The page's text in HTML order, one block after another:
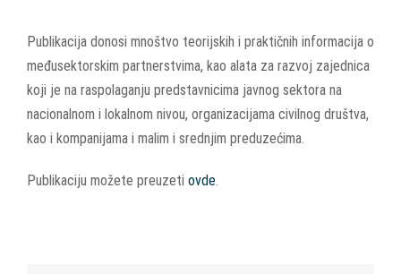
Larger
Image
Publikacija donosi mnoštvo teorijskih i praktičnih informacija o
međusektorskim partnerstvima, kao alata za razvoj zajednica
koji je na raspolaganju predstavnicima javnog sektora na
nacionalnom i lokalnom nivou, organizacijama civilnog društva,
kao i kompanijama i malim i srednjim preduzećima.
Publikaciju možete preuzeti ovde.